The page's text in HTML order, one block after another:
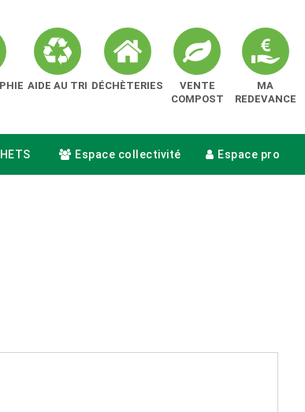
AIDE AU TRI DÉCHÈTERIES
VENTE
COMPOST
MA
REDEVANCE
Espace collectivité Espace pro